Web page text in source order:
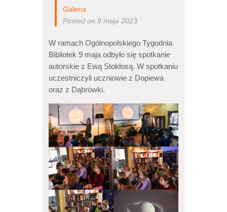
Galeria
Posted on 9 maja 2023
W ramach Ogólnopolskiego Tygodnia
Bibliotek 9 maja odbyło się spotkanie
autorskie z Ewą Stokłosą. W spotkaniu
uczestniczyli uczniowie z Dopiewa
oraz z Dąbrówki.